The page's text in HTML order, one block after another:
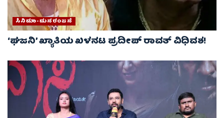
ಸಿನಿಮಾ-ಮನರಂಜನೆ
‘ಘಜನಿ’ ಖ್ಯಾತಿಯ ಖಳನಟ ಪ್ರದೀಪ್ ರಾವತ್ ವಿಧಿವಶ!